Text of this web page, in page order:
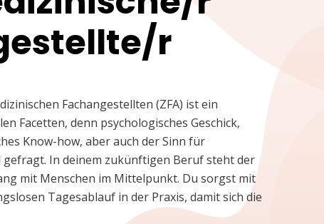
r
Fachangestellten (ZFA) ist ein
Facetten, denn psychologisches Geschick,
Know-how, aber auch der Sinn für
In deinem zukünftigen Beruf steht der
mit Menschen im Mittelpunkt. Du sorgst mit
Tagesablauf in der Praxis, damit sich die